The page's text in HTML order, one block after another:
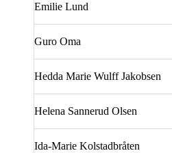
Emilie Lund
Guro Oma
Hedda Marie Wulff Jakobsen
Helena Sannerud Olsen
Ida-Marie Kolstadbråten